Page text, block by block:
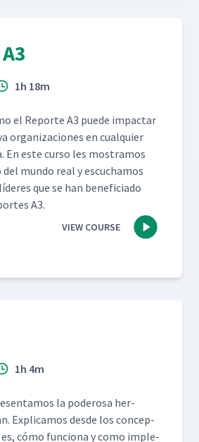
1h 18m
el Reporte A3 puede impactar
orga­ni­za­ciones en cualquier
En este cur­so les mostramos
del mun­do real y escuchamos
que se han ben­e­fi­ci­a­do
A3.
VIEW COURSE
1h 4m
la poderosa her­
Expli­camos des­de los con­cep­
es, cómo fun­ciona y como imple­